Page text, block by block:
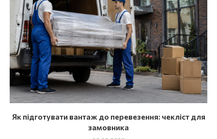
Як підготувати вантаж до перевезення: чекліст для
замовника